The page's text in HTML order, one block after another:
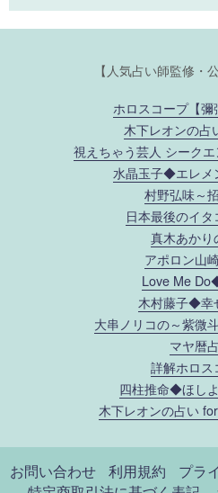
【人気占い師監修・
ホロスコープ【彌
木下レオンの占
視えちゃう芸人 シーク
水晶玉子◆エレメ
村野弘味～
日本最後のイ
真木あかり
アポロン山
Love Me
木村藤子◆幸
大串ノリコの～紫微
マヤ暦
詳解ホロス
四柱推命◆ほし
木下レオンの占い
お問い合わせ 利用規約 プラ